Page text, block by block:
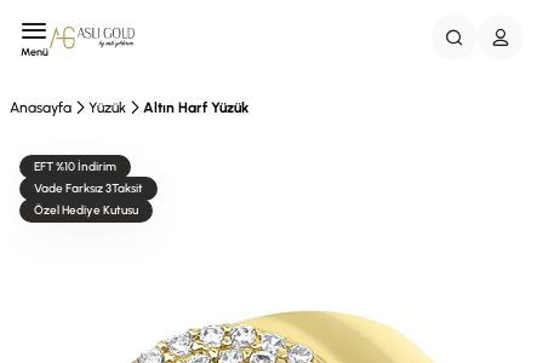
Menü
Anasayfa Yüzük Altın Harf Yüzük
EFT %10 İndirim
Vade Farksız 3Taksit
Özel Hediye Kutusu